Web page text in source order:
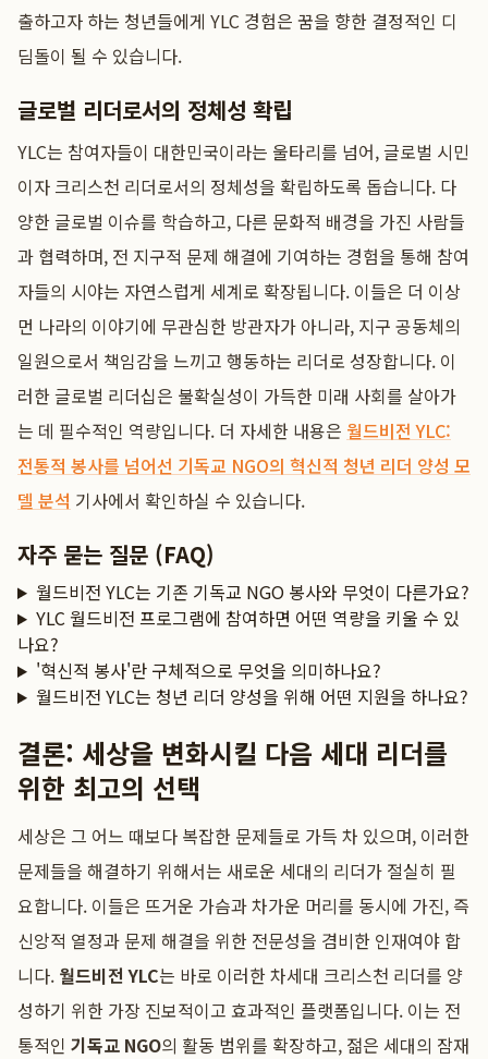
출하고자 하는 청년들에게 YLC 경험은 꿈을 향한 결정적인 디
딤돌이 될 수 있습니다.
글로벌 리더로서의 정체성 확립
YLC는 참여자들이 대한민국이라는 울타리를 넘어, 글로벌 시민
이자 크리스천 리더로서의 정체성을 확립하도록 돕습니다. 다
양한 글로벌 이슈를 학습하고, 다른 문화적 배경을 가진 사람들
과 협력하며, 전 지구적 문제 해결에 기여하는 경험을 통해 참여
자들의 시야는 자연스럽게 세계로 확장됩니다. 이들은 더 이상
먼 나라의 이야기에 무관심한 방관자가 아니라, 지구 공동체의
일원으로서 책임감을 느끼고 행동하는 리더로 성장합니다. 이
러한 글로벌 리더십은 불확실성이 가득한 미래 사회를 살아가
는 데 필수적인 역량입니다. 더 자세한 내용은 월드비전 YLC:
전통적 봉사를 넘어선 기독교 NGO의 혁신적 청년 리더 양성 모
델 분석 기사에서 확인하실 수 있습니다.
자주 묻는 질문 (FAQ)
월드비전 YLC는 기존 기독교 NGO 봉사와 무엇이 다른가요?
YLC 월드비전 프로그램에 참여하면 어떤 역량을 키울 수 있
나요?
'혁신적 봉사'란 구체적으로 무엇을 의미하나요?
월드비전 YLC는 청년 리더 양성을 위해 어떤 지원을 하나요?
결론: 세상을 변화시킬 다음 세대 리더를
위한 최고의 선택
세상은 그 어느 때보다 복잡한 문제들로 가득 차 있으며, 이러한
문제들을 해결하기 위해서는 새로운 세대의 리더가 절실히 필
요합니다. 이들은 뜨거운 가슴과 차가운 머리를 동시에 가진, 즉
신앙적 열정과 문제 해결을 위한 전문성을 겸비한 인재여야 합
니다. 월드비전 YLC는 바로 이러한 차세대 크리스천 리더를 양
성하기 위한 가장 진보적이고 효과적인 플랫폼입니다. 이는 전
통적인 기독교 NGO의 활동 범위를 확장하고, 젊은 세대의 잠재